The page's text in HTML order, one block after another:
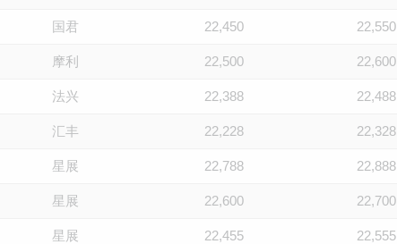
国君 22,450 22,550
摩利 22,500 22,600
法兴 22,388 22,488
汇丰 22,228 22,328
星展 22,788 22,888
星展 22,600 22,700
星展 22,455 22,555